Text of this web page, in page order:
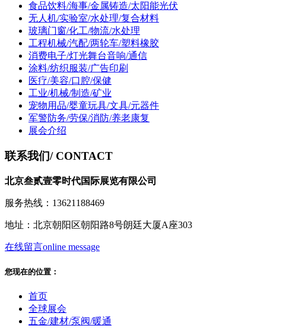
食品饮料/海事/金属铸造/太阳能光伏
无人机/实验室/水处理/复合材料
玻璃门窗/化工/物流/水处理
工程机械/汽配/两轮车/塑料橡胶
消费电子/灯光舞台音响/通信
涂料/纺织服装/广告印刷
医疗/美容/口腔/保健
工业/机械/制造/矿业
宠物用品/婴童玩具/文具/元器件
军警防务/劳保/消防/养老康复
展会介绍
联系我们/ CONTACT
北京叁贰壹零时代国际展览有限公司
服务热线：13621188469
地址：北京朝阳区朝阳路8号朗廷大厦A座303
在线留言online message
您现在的位置：
首页
全球展会
五金/建材/泵阀/暖通